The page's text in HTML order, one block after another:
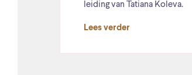
leiding van Tatiana Koleva.
Lees verder